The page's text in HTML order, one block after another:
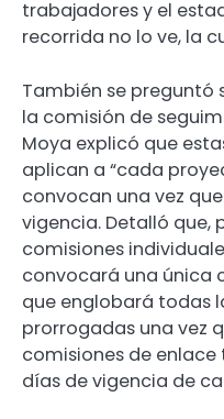
trabajadores y el
recorrida no lo ve, la
También se preguntó
la comisión de
Moya explicó que
aplican a “cada
convocan una vez
vigencia. Detalló que,
comisiones
convocará una única
que englobará todas
prorrogadas una vez
comisiones de enlace
días de vigencia de